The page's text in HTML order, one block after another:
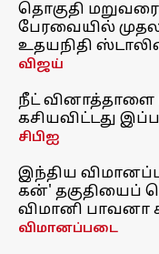
தொகுதி
பேரவையில்
உதயநிதி
விஜய்
நீட் வினாத்தாளை
கசியவிட்டது
சிபிஐ
இந்திய
கன்' தகுதியைப்
விமானி பாவனா
விமானப்படை